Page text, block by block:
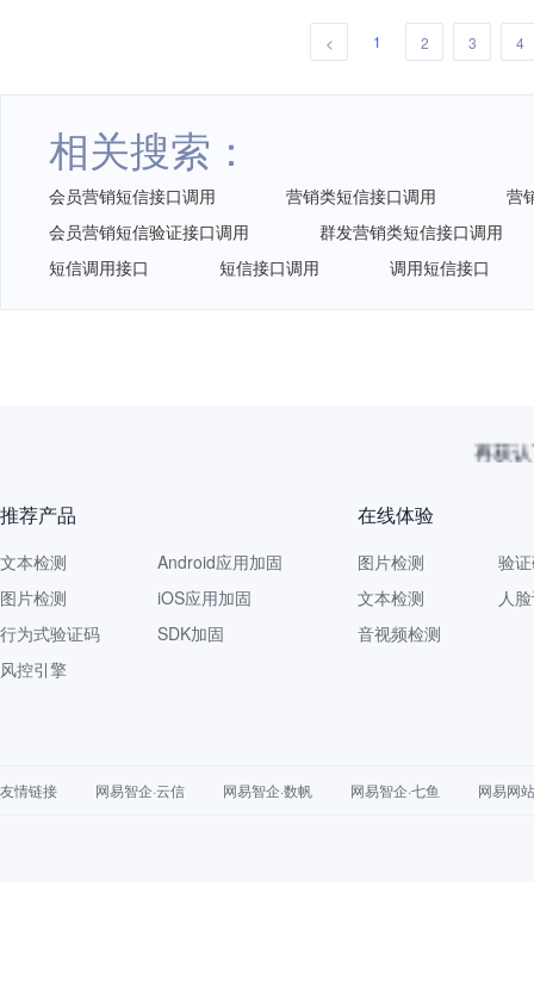
< 1 2 3 4
相关搜索：
会员营销短信接口调用 营销类短信接口调用
营
会员营销短信验证接口调用
群发营销类短信接口调用
短信调用接口
短信接口调用 调用短信接口
再获
推荐产品
文本检测
图片检测
行为式验证码
风控引擎
Android应用加固
iOS应用加固
SDK加固
在线体验
图片检测
文本检测
音视频检测
验
人
友情链接 网易智企·云信 网易智企·数帆 网易智企·七鱼 网易网